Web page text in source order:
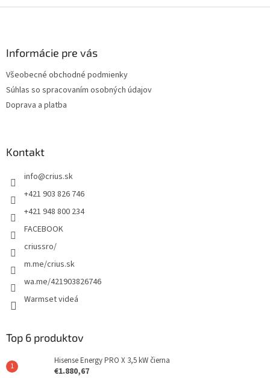
Informácie pre vás
Všeobecné obchodné podmienky
Súhlas so spracovaním osobných údajov
Doprava a platba
Kontakt
info@crius.sk
+421 903 826 746
+421 948 800 234
FACEBOOK
criussro/
m.me/crius.sk
wa.me/421903826746
Warmset videá
Top 6 produktov
Hisense Energy PRO X 3,5 kW čierna
€1.880,67